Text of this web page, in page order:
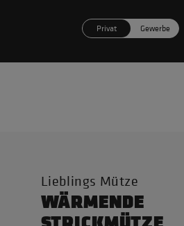
Privat Gewerbe
Lieblings Mütze
WÄRMENDE